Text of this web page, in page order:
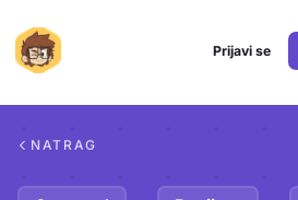
Prijavi se
NATRAG